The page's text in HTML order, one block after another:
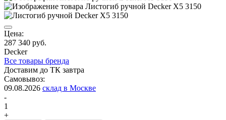
Цена:
287 340 руб.
Decker
Все товары бренда
Доставим до ТК завтра
Самовывоз:
09.08.2026 склад в Москве
-
1
+